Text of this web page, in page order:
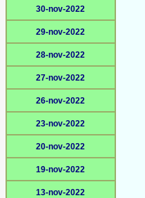
30-nov-2022
29-nov-2022
28-nov-2022
27-nov-2022
26-nov-2022
23-nov-2022
20-nov-2022
19-nov-2022
13-nov-2022